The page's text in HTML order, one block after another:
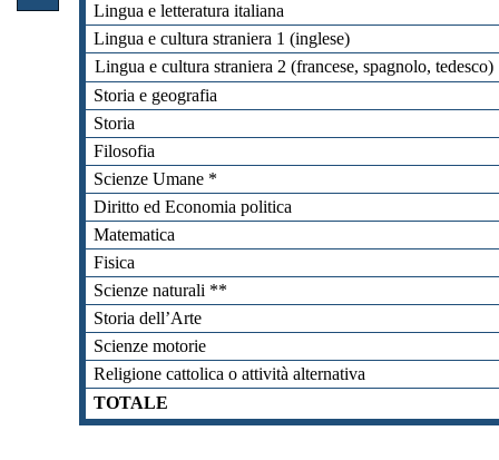
Lingua e letteratura italiana
Lingua e cultura straniera 1 (inglese)
Lingua e cultura straniera 2 (francese, spagnolo, tedesco)
Storia e geografia
Storia
Filosofia
Scienze Umane *
Diritto ed Economia politica
Matematica
Fisica
Scienze naturali **
Storia dell’Arte
Scienze motorie
Religione cattolica o attività alternativa
TOTALE